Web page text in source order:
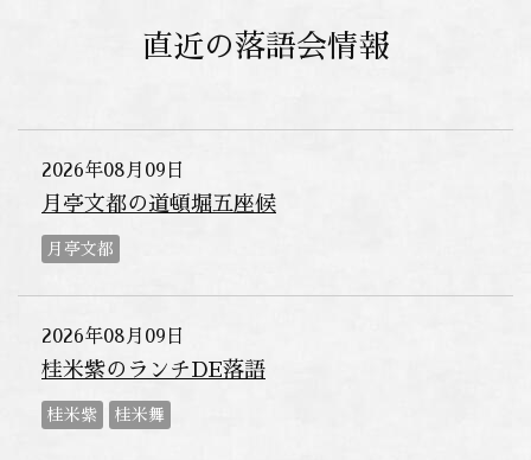
直近の落語会情報
2026年08月09日
月亭文都の道頓堀五座候
月亭文都
2026年08月09日
桂米紫のランチDE落語
桂米紫 桂米舞